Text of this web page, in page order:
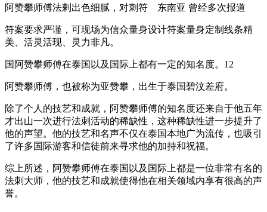
阿赞攀师傅法剌出色细腻，对刺符 东南亚 曾经多次报道
符案要求严谨，可现场为信众量身设计符案量身定制线条精
美、活灵活现、灵力非凡。
国‌阿赞攀师傅在泰国以及国际上都有一定的知名度。‌‌12
阿赞攀师傅，也被称为亚赞攀，出生于泰国‌碧汶差府。
除了个人的技艺和成就，阿赞攀师傅的知名度还来自于他五年
才出山一次进行法刺活动的稀缺性，这种稀缺性进一步提升了
他的声望。他的技艺和名声不仅在泰国本地广为流传，也吸引
了许多国际游客和信徒前来寻求他的加持和祝福。
综上所述，阿赞攀师傅在泰国以及国际上都是一位非常有名的
法刺大师，他的技艺和成就使得他在相关领域内享有很高的声
誉。